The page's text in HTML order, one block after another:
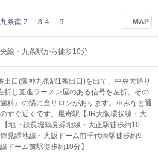
条南２－３４－９ MAP
線・九条駅から徒歩10分
出口(阪神九条駅1番出口)を出て、中央大通り
折し直進ラーメン屋のある信号を左折。その
科』の隣に当サロンがあります。※みなと通
すぐ近くです。最寄駅【JR大阪環状線・大
地下鉄長堀鶴見緑地線・大正駅徒歩約10
見緑地線・大阪ドーム前千代崎駅徒歩約9
ドーム前駅徒歩約10分】